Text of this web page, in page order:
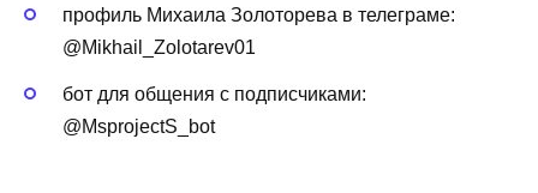
профиль Михаила Золоторева в телеграме:
@Mikhail_Zolotarev01
бот для общения с подписчиками:
@MsprojectS_bot